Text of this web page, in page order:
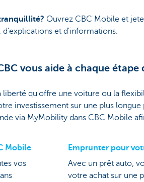
Ouvrez CBC Mobile et
d'explications et d'informations.
vous aide à chaque
liberté qu'offre une voiture ou la
investissement sur une plus
via MyMobility dans CBC Mobile
Mobile
vos
Emprunter pour
Avec un prêt auto,
votre achat sur une